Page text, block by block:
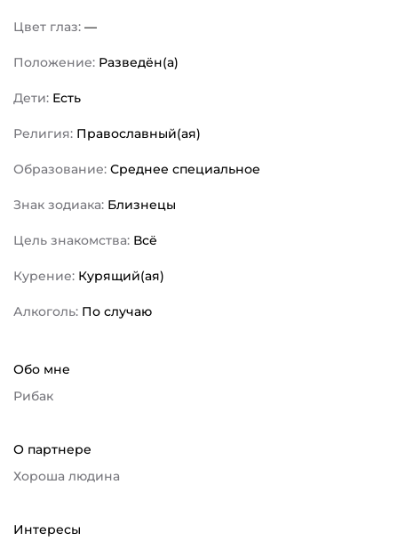
Цвет глаз: —
Положение: Разведён(а)
Дети: Есть
Религия: Православный(ая)
Образование: Среднее специальное
Знак зодиака: Близнецы
Цель знакомства: Всё
Курение: Курящий(ая)
Алкоголь: По случаю
Обо мне
Рибак
О партнере
Хороша людина
Интересы